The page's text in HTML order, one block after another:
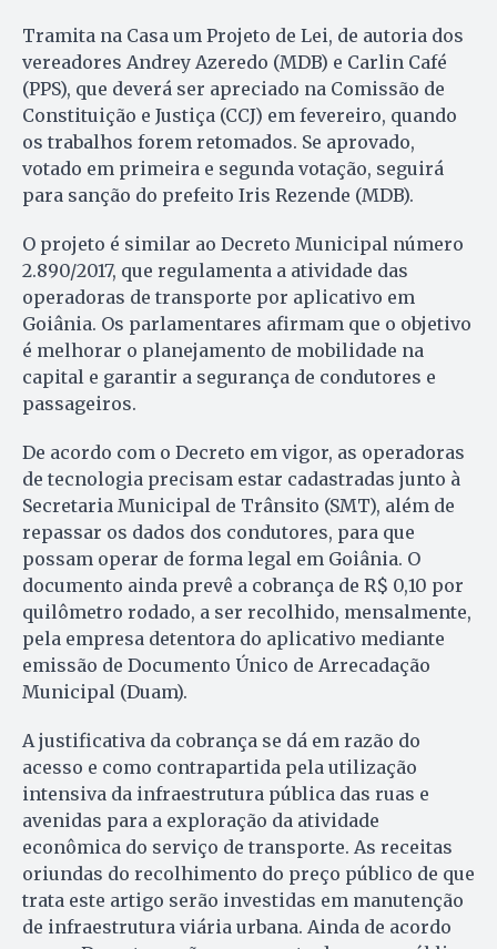
Tramita na Casa um Projeto de Lei, de autoria dos
vereadores Andrey Azeredo (MDB) e Carlin Café
(PPS), que deverá ser apreciado na Comissão de
Constituição e Justiça (CCJ) em fevereiro, quando
os trabalhos forem retomados. Se aprovado,
votado em primeira e segunda votação, seguirá
para sanção do prefeito Iris Rezende (MDB).
O projeto é similar ao Decreto Municipal número
2.890/2017, que regulamenta a atividade das
operadoras de transporte por aplicativo em
Goiânia. Os parlamentares afirmam que o objetivo
é melhorar o planejamento de mobilidade na
capital e garantir a segurança de condutores e
passageiros.
De acordo com o Decreto em vigor, as operadoras
de tecnologia precisam estar cadastradas junto à
Secretaria Municipal de Trânsito (SMT), além de
repassar os dados dos condutores, para que
possam operar de forma legal em Goiânia. O
documento ainda prevê a cobrança de R$ 0,10 por
quilômetro rodado, a ser recolhido, mensalmente,
pela empresa detentora do aplicativo mediante
emissão de Documento Único de Arrecadação
Municipal (Duam).
A justificativa da cobrança se dá em razão do
acesso e como contrapartida pela utilização
intensiva da infraestrutura pública das ruas e
avenidas para a exploração da atividade
econômica do serviço de transporte. As receitas
oriundas do recolhimento do preço público de que
trata este artigo serão investidas em manutenção
de infraestrutura viária urbana. Ainda de acordo